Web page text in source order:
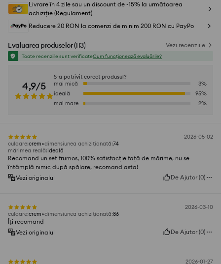
Livrare în 4 zile sau un discount de -15% la următoarea
achiziție (Regulament)
Reducere 20 RON la comenzi de minim 200 RON cu PayPo
Evaluarea produselor(113) Vezi recenziile
Toate recenziile sunt verificateCum funcționează evaluările?
4,9/5
S-a potrivit corect produsul?
mai mică
3%
ideală
95%
mai mare
2%
2026-05-02
culoare:crem dimensiunea achiziționată:74
mărimea reală:ideală
Recomand un set frumos, 100% satisfacție față de mărime, nu se
întâmplă nimic după spălare, recomand asta!
Vezi originalul
De Ajutor (0)
2026-03-10
culoare:crem dimensiunea achiziționată:86
Îți recomand
Vezi originalul
De Ajutor (0)
2026-01-27